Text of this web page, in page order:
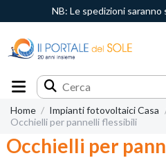
NB: Le spedizioni
Home Impianti fotovoltaici Casa
Occhielli per pannelli flessibili
Occhielli per